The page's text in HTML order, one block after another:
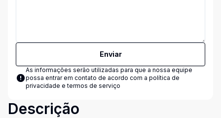
Enviar
As informações serão utilizadas para que a nossa equipe
possa entrar em contato de acordo com a política de
privacidade e termos de serviço
Descrição